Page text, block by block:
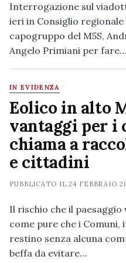
Interrogazione sul
ieri in Consiglio
capogruppo del M5S,
Angelo Primiani per fare…
IN EVIDENZA
Eolico in alto
vantaggi per i
chiama a
e cittadini
PUBBLICATO IL24 FEBBRAIO
Il rischio che il
come pure che i
restino senza alcuna
beffa da evitare…